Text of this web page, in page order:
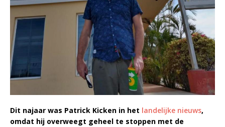
Dit najaar was Patrick Kicken in het landelijke nieuws,
omdat hij overweegt geheel te stoppen met de